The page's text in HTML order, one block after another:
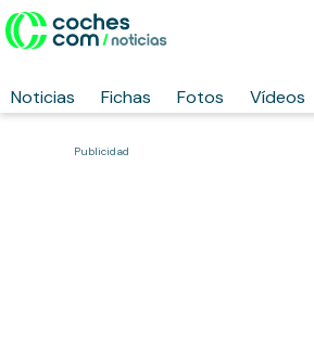
Noticias Fichas Fotos Vídeos
Publicidad